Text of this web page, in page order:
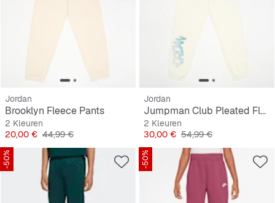
Jordan
Brooklyn Fleece Pants
2 Kleuren
Prijs
20,00 € Originele Prijs
44,99 €
Jordan
Jumpman Club Pleated Fleece Pants
2 Kleuren
Prijs
30,00 € Originele Prijs
54,99 €
-50% -50%